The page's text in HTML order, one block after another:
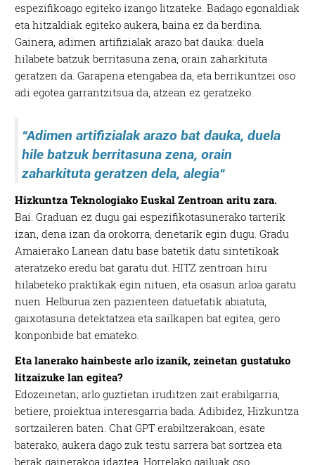
espezifikoago egiteko izango litzateke. Badago egonaldiak
eta hitzaldiak egiteko aukera, baina ez da berdina.
Gainera, adimen artifizialak arazo bat dauka: duela
hilabete batzuk berritasuna zena, orain zaharkituta
geratzen da. Garapena etengabea da, eta berrikuntzei oso
adi egotea garrantzitsua da, atzean ez geratzeko.
“Adimen artifizialak arazo bat dauka, duela
hile batzuk berritasuna zena, orain
zaharkituta geratzen dela, alegia“
Hizkuntza Teknologiako Euskal Zentroan aritu zara.
Bai. Graduan ez dugu gai espezifikotasunerako tarterik
izan, dena izan da orokorra, denetarik egin dugu. Gradu
Amaierako Lanean datu base batetik datu sintetikoak
ateratzeko eredu bat garatu dut. HITZ zentroan hiru
hilabeteko praktikak egin nituen, eta osasun arloa garatu
nuen. Helburua zen pazienteen datuetatik abiatuta,
gaixotasuna detektatzea eta sailkapen bat egitea, gero
konponbide bat emateko.
Eta lanerako hainbeste arlo izanik, zeinetan gustatuko
litzaizuke lan egitea?
Edozeinetan; arlo guztietan iruditzen zait erabilgarria,
betiere, proiektua interesgarria bada. Adibidez, Hizkuntza
sortzaileren baten. Chat GPT erabiltzerakoan, esate
baterako, aukera dago zuk testu sarrera bat sortzea eta
berak gainerakoa idaztea. Horrelako gailuak oso